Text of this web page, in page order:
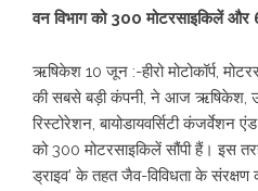
वन विभाग को 300 मोटरसाइकिलें
ऋषिकेश 10 जून :-हीरो मोटोकॉर्प,
की सबसे बड़ी कंपनी, ने आज ऋषिकेश,
रिस्‍टोरेशन, बायोडायवर्सिटी कंजर्वेशन
को 300 मोटरसाइकिलें सौंपी हैं। इस
ड्राइव’ के तहत जैव-विविधता के संरक्षण